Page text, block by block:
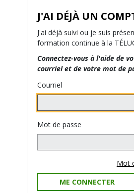
J'AI DÉJÀ UN
J'ai déjà suivi ou je suis
formation continue à la
Connectez-vous à l'aide de
courriel et de votre mot de
Courriel
Mot de passe
Mot
ME CONNECTER